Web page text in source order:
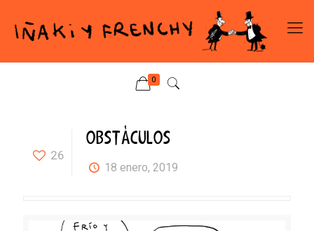
0
26
OBSTÁCULOS
18 enero, 2019